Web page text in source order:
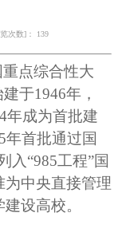
次数]： 139
点综合性大
建于1946年，
年成为首批建
年首批通过国
入“985工程”国
为中央直接管理
设高校。